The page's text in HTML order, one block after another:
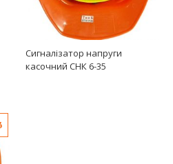
Сигналізатор напруги
касочний СНК 6-35
Додати до порівняння